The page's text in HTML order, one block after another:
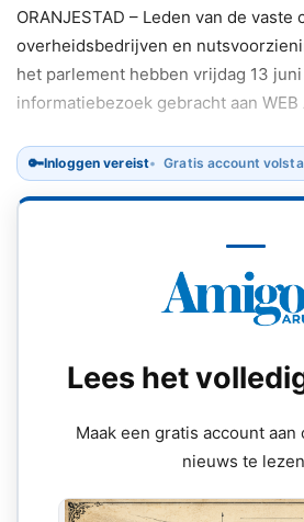
ORANJESTAD – Leden van de
overheidsbedrijven en
het parlement hebben vrijdag 13
informatiebezoek gebracht aan WEB
🔑Inloggen vereist Gratis account
Lees het
Maak een gratis account
nieuws te